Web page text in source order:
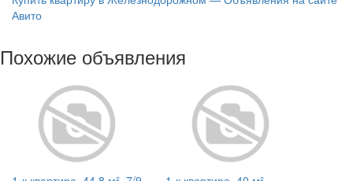
Авито
Похожие объявления